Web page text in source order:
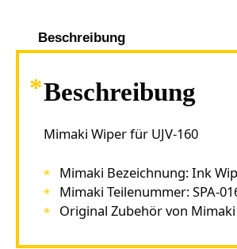
Beschreibung
Beschreibung
Mimaki Wiper für UJV-160
Mimaki Bezeichnung: Ink
Mimaki Teilenummer: SPA-
Original Zubehör von Mimaki